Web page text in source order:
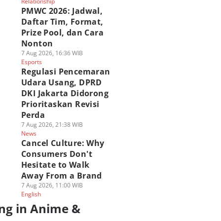
PMWC 2026: Jadwal,
Daftar Tim, Format,
Prize Pool, dan Cara
Nonton
7 Aug 2026, 16:36 WIB
Esports
Regulasi Pencemaran
Udara Usang, DPRD
DKI Jakarta Didorong
Prioritaskan Revisi
Perda
7 Aug 2026, 21:38 WIB
News
Cancel Culture: Why
Consumers Don't
Hesitate to Walk
Away From a Brand
7 Aug 2026, 11:00 WIB
English
in Anime &